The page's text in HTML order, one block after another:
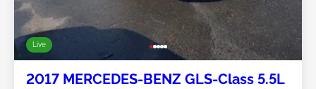
Live
2017 MERCEDES-BENZ GLS-Class 5.5L